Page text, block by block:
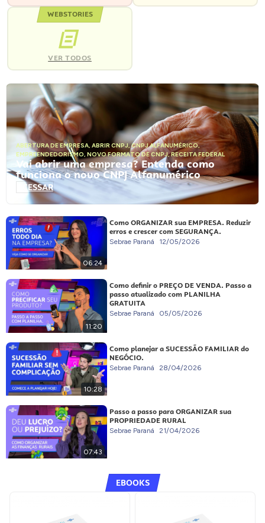
WEBSTORIES
VER TODOS
ABERTURA DE EMPRESA, ABRIR CNPJ,CNPJ ALFANUMÉRICO,
EMPREENDEDORISMO, NOVO FORMATO DE CNPJ,RECEITA FEDERAL
Vai abrir uma empresa? Entenda como
funciona o novo CNPJ Alfanumérico
ACESSAR
06:24
Como ORGANIZAR sua EMPRESA. Reduzir
erros e crescer com SEGURANÇA.
Sebrae Paraná 12/05/2026
11:20
Como definir o PREÇO DE VENDA. Passo a
passo atualizado com PLANILHA
GRATUITA
Sebrae Paraná 05/05/2026
10:28
Como planejar a SUCESSÃO FAMILIAR do
NEGÓCIO.
Sebrae Paraná 28/04/2026
07:43
Passo a passo para ORGANIZAR sua
PROPRIEDADE RURAL
Sebrae Paraná 21/04/2026
EBOOKS